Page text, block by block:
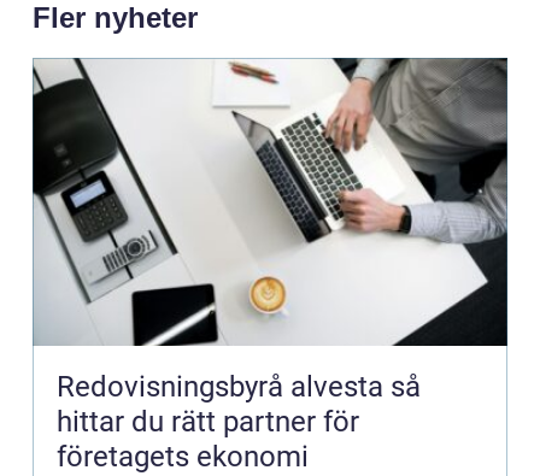
Fler nyheter
Redovisningsbyrå alvesta så
hittar du rätt partner för
företagets ekonomi